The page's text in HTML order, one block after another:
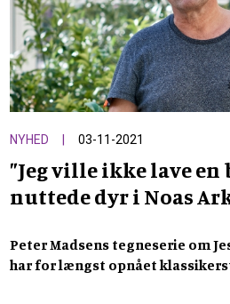
NYHED 03-11-2021
”Jeg ville ikke lave
nuttede dyr i Noas
Peter Madsens tegneserie om
har for længst opnået